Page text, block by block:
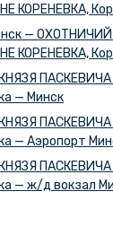
КОРЕНЕВКА,
—
КОРЕНЕВКА,
ПАСКЕВИЧА
— Минск
ПАСКЕВИЧА
— Аэропорт
ПАСКЕВИЧА
— ж/д вокзал